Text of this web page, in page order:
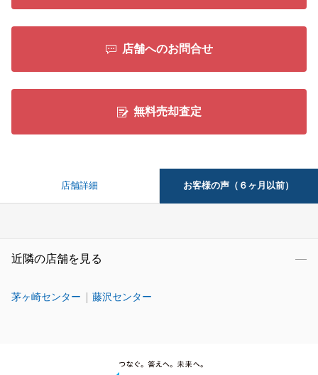
店舗へのお問合せ
無料売却査定
店舗詳細 お客様の声（６ヶ月以前）
近隣の店舗を見る
茅ヶ崎センター 藤沢センター